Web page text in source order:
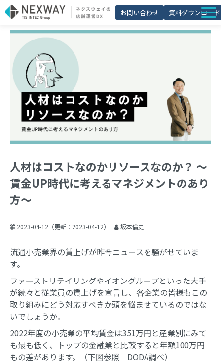
お問い合わせ 資料ダウンロード
店舗matic
セミナー
よくあるご質問
お役立ち資料一覧
人材はコストなのかリソースなのか？ ～
賃金UP時代に考えるマネジメントのあり
方～
2023-04-12 （更新： 2023-04-12） 坂本倫史
流通小売業界の賃上げが昨今ニュースを騒がせていま
す。
ファーストリテイリングやイオングループといった大手
が続々と従業員の賃上げを宣言し、各企業の皆様もこの
取り組みにどう対応すべきか頭を悩ませているのではな
いでしょうか。
2022年度の小売業の平均賃金は351万円と産業別にみて
も最も低く、トップの金融業と比較すると年額100万円
もの差があります。（下図参照 DODA調べ）